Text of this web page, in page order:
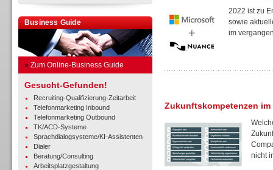
Business Guide
» Zum Online-Business Guide
Gesucht-Gefunden!
Recruiting-Qualifizierung-Zeitarbeit
Telefonmarketing Inbound
Telefonmarketing Outbound
TK/ACD-Systeme
Sprachdialogsysteme/KI-Assistenten
Dialer
Beratung/Consulting
Arbeitsplatzgestaltung
2022 ist zu
sowie
im
Zukunftskompetenzen im
nicht